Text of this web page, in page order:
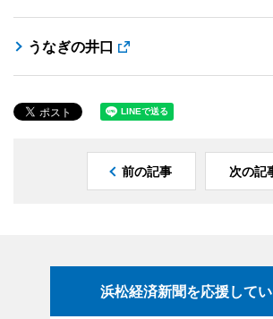
うなぎの井口
前の記事 次の記
浜松経済新聞を応援して